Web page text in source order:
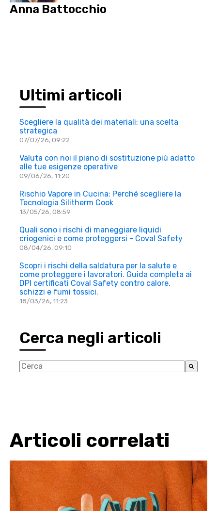
Anna Battocchio
Ultimi articoli
Scegliere la qualità dei materiali: una scelta
strategica
07/07/26, 09:22
Valuta con noi il piano di sostituzione più adatto
alle tue esigenze operative
09/06/26, 11:20
Rischio Vapore in Cucina: Perché scegliere la
Tecnologia Silitherm Cook
13/05/26, 08:59
Quali sono i rischi di maneggiare liquidi
criogenici e come proteggersi - Coval Safety
08/04/26, 09:10
Scopri i rischi della saldatura per la salute e
come proteggere i lavoratori. Guida completa ai
DPI certificati Coval Safety contro calore,
schizzi e fumi tossici.
18/03/26, 11:23
Cerca negli articoli
Questo è un campo di ricerca con una funzionalità
Articoli correlati